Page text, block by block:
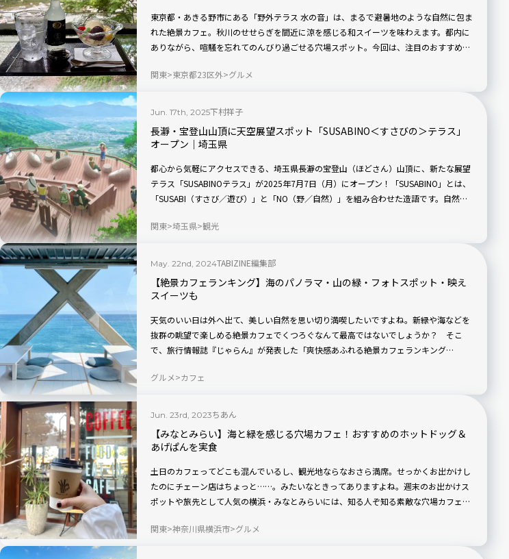
東京都・あきる野市にある「野外テラス 水の音」は、まるで避暑地のような自然に包ま
れた絶景カフェ。秋川のせせらぎを間近に涼を感じる和スイーツを味わえます。都内に
ありながら、喧騒を忘れてのんびり過ごせる穴場スポット。今回は、注目のおすすめメ
関東 東京都23区外 グルメ
Jun. 17th, 2025下村祥子
長瀞・宝登山山頂に天空展望スポット「SUSABINO＜すさびの＞テラス」
オープン｜埼玉県
都心から気軽にアクセスできる、埼玉県長瀞の宝登山（ほどさん）山頂に、新たな展望
テラス「SUSABINOテラス」が2025年7月7日（月）にオープン！「SUSABINO」とは、
「SUSABI（すさび／遊び）」と「NO（野／自然）」を組み合わせた造語です。自然豊
ときが満喫できる絶景スポットです。見た目と味わいにこだわった、新発売のオリジナ
関東 埼玉県 観光
May. 22nd, 2024TABIZINE編集部
【絶景カフェランキング】海のパノラマ・山の緑・フォトスポット・映え
スイーツも
天気のいい日は外へ出て、美しい自然を思い切り満喫したいですよね。新緑や海などを
抜群の眺望で楽しめる絶景カフェでくつろぐなんて最高ではないでしょうか？ そこ
で、旅行情報誌『じゃらん』が発表した「爽快感あふれる絶景カフェランキング
グルメ カフェ
Jun. 23rd, 2023ちあん
【みなとみらい】海と緑を感じる穴場カフェ！おすすめのホットドッグ＆
あげぱんを実食
土日のカフェってどこも混んでいるし、観光地ならなおさら満席。せっかくお出かけし
たのにチェーン店はちょっと……。みたいなときってありますよね。週末のお出かけス
ポットや旅先として人気の横浜・みなとみらいには、知る人ぞ知る素敵な穴場カフェが
の「「GOODMAN STAND and Son and Daughter」を紹介します。
関東 神奈川県横浜市 グルメ